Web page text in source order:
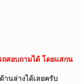
สอบถามได้ โดยแสกน
านล่างได้เลยครับ